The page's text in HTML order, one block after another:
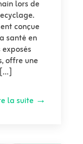
lors de
conçue
santé en
offre une
la suite →